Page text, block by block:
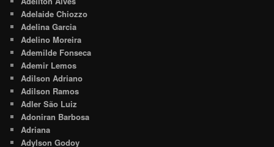
Adelaide Chiozzo
Adelina Garcia
Adelino Moreira
Ademilde Fonseca
Ademir Lemos
Adilson Adriano
Adilson Ramos
Adler São Luiz
Adoniran Barbosa
Adriana
Adylson Godoy